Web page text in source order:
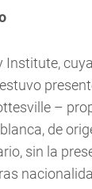
Institute,
–
de
sin la